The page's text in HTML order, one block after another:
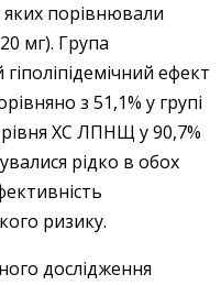
яких порівнювали
мг). Група
ефект
з 51,1% у групі
рівня ХС ЛПНЩ у 90,7%
рідко в обох
ризику.
дослідження